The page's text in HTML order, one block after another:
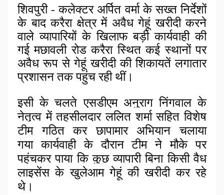
शिवपुरी - कलेक्टर अर्पित वर्मा के सख्त निर्देशों
के बाद करैरा क्षेत्र में अवैध गेहूं खरीदी करने
वाले व्यापारियों के खिलाफ बड़ी कार्यवाही की
गई मछावली रोड करैरा स्थित कई स्थानों पर
अवैध रूप से गेहूं खरीदी की शिकायतें लगातार
प्रशासन तक पहुंच रही थीं।
इसी के चलते एसडीएम अनुराग निंगवाल के
नेतृत्व में तहसीलदार ललित शर्मा सहित विशेष
टीम गठित कर छापामार अभियान चलाया
गयाकार्यवाही के दौरान टीम ने मौके पर
पहुंचकर पाया कि कुछ व्यापारी बिना किसी वैध
लाइसेंस के खुलेआम गेहूं की खरीदी कर रहे
थे।